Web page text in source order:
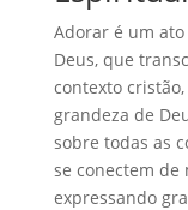
Adorar é um
Deus, que
contexto
grandeza de
sobre todas as
se conectem de
expressando